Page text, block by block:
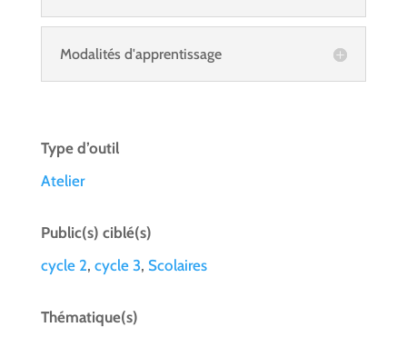
Modalités d'apprentissage
Type d’outil
Atelier
Public(s) ciblé(s)
cycle 2, cycle 3, Scolaires
Thématique(s)